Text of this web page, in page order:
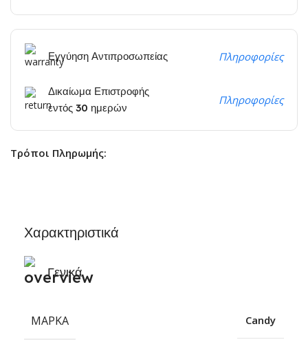
Εγγύηση Αντιπροσωπείας Πληροφορίες
Δικαίωμα Επιστροφής
εντός 30 ημερών
Πληροφορίες
Τρόποι Πληρωμής:
Χαρακτηριστικά
Γενικά
ΜΆΡΚΑ Candy